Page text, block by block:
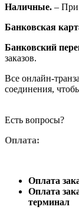
Наличные. – При
Банковская
Банковский
заказов.
Все онлайн-
соединения,
Есть вопросы?
Оплата:
Оплата
Оплата
терминал